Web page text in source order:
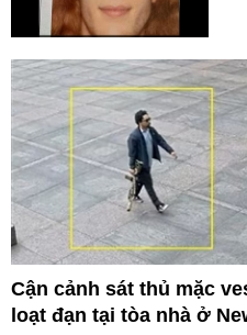
Cận cảnh sát thủ mặc
loạt đạn tại tòa nhà ở